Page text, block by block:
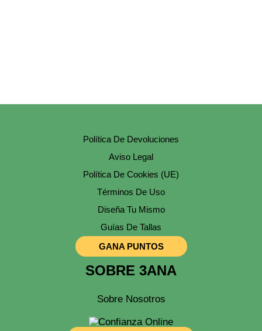
Política De Devoluciones
Aviso Legal
Política De Cookies (UE)
Términos De Uso
Diseña Tu Mismo
Guías De Tallas
GANA PUNTOS
SOBRE 3ANA
Sobre Nosotros